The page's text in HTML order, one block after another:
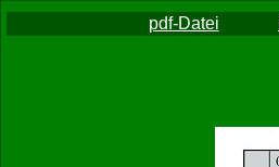
pdf-Datei